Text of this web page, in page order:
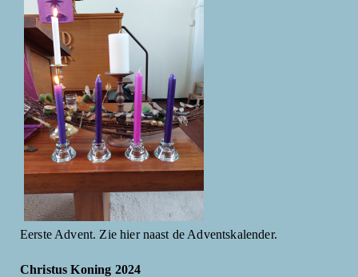
Eerste Advent. Zie hier naast de Adventskalender.
Christus Koning 2024